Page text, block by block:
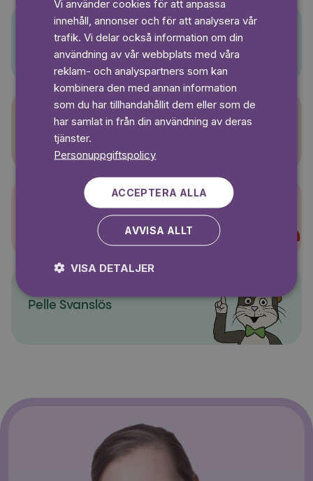
Super-Charlie
Pelle Svanslös
Vi använder cookies för att anpassa
innehåll, annonser och för att analysera vår
trafik. Vi delar också information om din
användning av vår webbplats med våra
reklam- och analyspartners som kan
kombinera den med annan information
som du har tillhandahållit dem eller som de
har samlat in från din användning av deras
tjänster.
Personuppgiftspolicy
ACCEPTERA ALLA
AVVISA ALLT
VISA DETALJER